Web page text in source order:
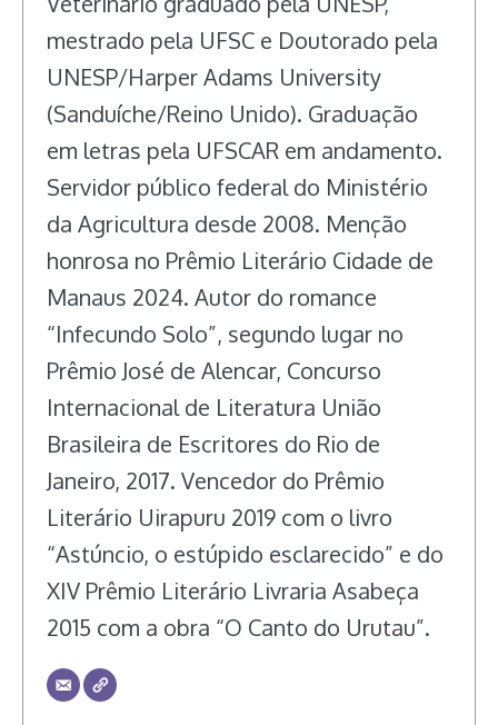
mestrado pela UFSC e Doutorado pela
UNESP/Harper Adams University
(Sanduíche/Reino Unido). Graduação
em letras pela UFSCAR em andamento.
Servidor público federal do Ministério
da Agricultura desde 2008. Menção
honrosa no Prêmio Literário Cidade de
Manaus 2024. Autor do romance
“Infecundo Solo”, segundo lugar no
Prêmio José de Alencar, Concurso
Internacional de Literatura União
Brasileira de Escritores do Rio de
Janeiro, 2017. Vencedor do Prêmio
Literário Uirapuru 2019 com o livro
“Astúncio, o estúpido esclarecido” e do
XIV Prêmio Literário Livraria Asabeça
2015 com a obra “O Canto do Urutau”.